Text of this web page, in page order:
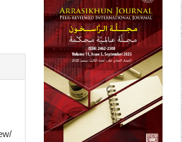
الجانبي
للمقالة